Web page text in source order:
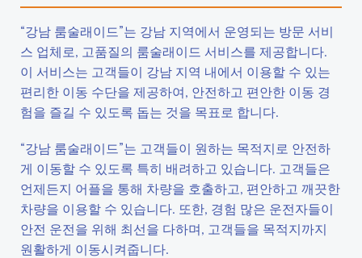
“강남 룸술래이드”는 강남 지역에서 운영되는 방문 서비
스 업체로, 고품질의 룸술래이드 서비스를 제공합니다.
이 서비스는 고객들이 강남 지역 내에서 이용할 수 있는
편리한 이동 수단을 제공하여, 안전하고 편안한 이동 경
험을 즐길 수 있도록 돕는 것을 목표로 합니다.
“강남 룸술래이드”는 고객들이 원하는 목적지로 안전하
게 이동할 수 있도록 특히 배려하고 있습니다. 고객들은
언제든지 어플을 통해 차량을 호출하고, 편안하고 깨끗한
차량을 이용할 수 있습니다. 또한, 경험 많은 운전자들이
안전 운전을 위해 최선을 다하며, 고객들을 목적지까지
원활하게 이동시켜줍니다.